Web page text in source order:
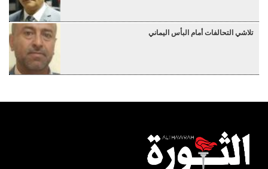
تلاشي التحالفات أمام البأس اليماني